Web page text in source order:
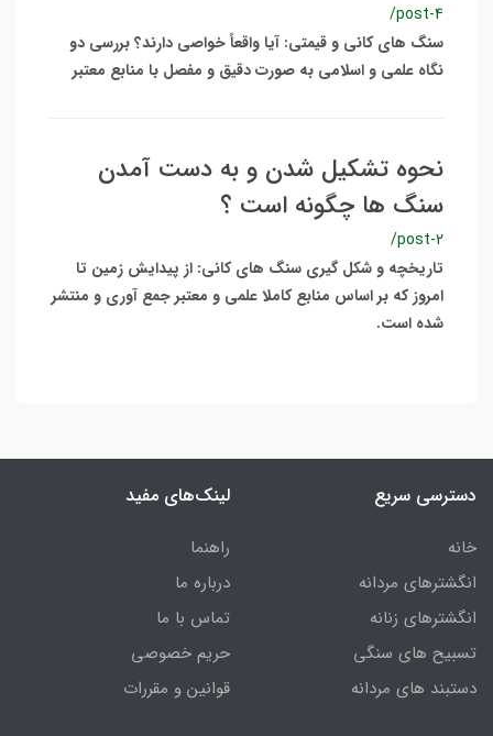
/post-4
سنگ های کانی و قیمتی: آیا واقعاً خواصی دارند؟ بررسی دو
نگاه علمی و اسلامی به صورت دقیق و مفصل با منابع معتبر
نحوه تشکیل شدن و به دست آمدن
سنگ ها چگونه است ؟
/post-2
تاریخچه و شکل گیری سنگ های کانی: از پیدایش زمین تا
امروز که بر اساس منابع کاملا علمی و معتبر جمع آوری و منتشر
شده است.
دسترسی سریع
خانه
انگشترهای مردانه
انگشترهای زنانه
تسبیح های سنگی
دستبند های مردانه
لینک‌های مفید
راهنما
درباره ما
تماس با ما
حریم خصوصی
قوانین و مقررات